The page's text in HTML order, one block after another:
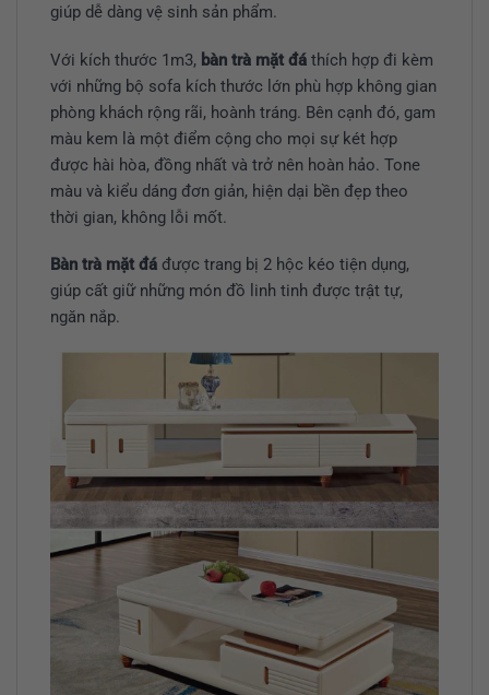
giúp dễ dàng vệ sinh sản phẩm.
Với kích thước 1m3, bàn trà mặt đá thích hợp đi kèm
với những bộ sofa kích thước lớn phù hợp không gian
phòng khách rộng rãi, hoành tráng. Bên cạnh đó, gam
màu kem là một điểm cộng cho mọi sự két hợp
được hài hòa, đồng nhất và trở nên hoàn hảo. Tone
màu và kiểu dáng đơn giản, hiện dại bền đẹp theo
thời gian, không lỗi mốt.
Bàn trà mặt đá được trang bị 2 hộc kéo tiện dụng,
giúp cất giữ những món đồ linh tinh được trật tự,
ngăn nắp.